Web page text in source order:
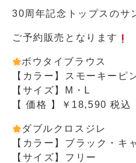
30周年記念トップスのサ
ご予約販売となります
ボウタイブラウス
【カラー】スモーキーピ
【サイズ】M・L
【 価格 】￥18,590 税込
ダブルクロスジレ
【カラー】ブラック・キ
【サイズ】フリー